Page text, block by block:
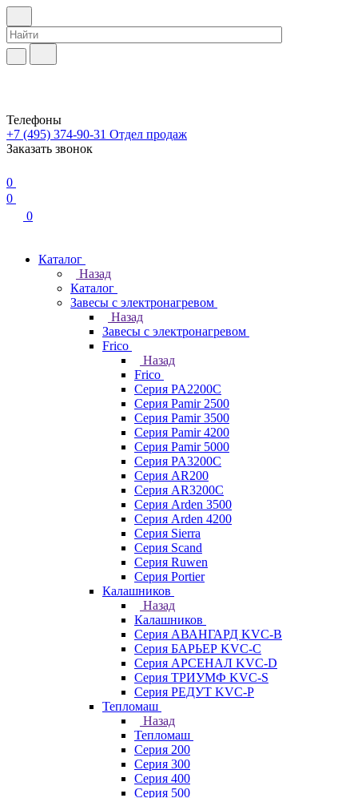
Телефоны
+7 (495) 374-90-31 Отдел продаж
Заказать звонок
0
0
0
Каталог
Назад
Каталог
Завесы с электронагревом
Назад
Завесы с электронагревом
Frico
Назад
Frico
Серия PA2200C
Серия Pamir 2500
Серия Pamir 3500
Серия Pamir 4200
Серия Pamir 5000
Серия PA3200C
Серия AR200
Серия AR3200C
Серия Arden 3500
Серия Arden 4200
Серия Sierra
Серия Scand
Серия Ruwen
Серия Portier
Калашников
Назад
Калашников
Серия АВАНГАРД KVC-B
Серия БАРЬЕР KVC-C
Серия АРСЕНАЛ KVC-D
Серия ТРИУМФ KVC-S
Серия РЕДУТ KVC-P
Тепломаш
Назад
Тепломаш
Серия 200
Серия 300
Серия 400
Серия 500